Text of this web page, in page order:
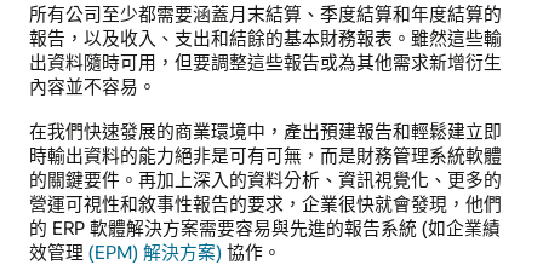
所有公司至少都需要涵蓋月末結算、季度結算和年度結算的
報告，以及收入、支出和結餘的基本財務報表。雖然這些輸
出資料隨時可用，但要調整這些報告或為其他需求新增衍生
內容並不容易。
在我們快速發展的商業環境中，產出預建報告和輕鬆建立即
時輸出資料的能力絕非是可有可無，而是財務管理系統軟體
的關鍵要件。再加上深入的資料分析、資訊視覺化、更多的
營運可視性和敘事性報告的要求，企業很快就會發現，他們
的 ERP 軟體解決方案需要容易與先進的報告系統 (如企業績
效管理 (EPM) 解決方案) 協作。